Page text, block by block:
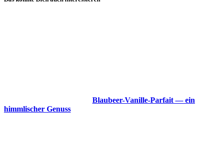
Blaubeer-Vanille-Parfait — ein
himmlischer Genuss